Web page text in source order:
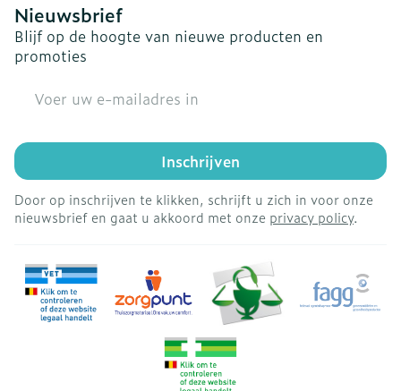
Nieuwsbrief
Blijf op de hoogte van nieuwe producten en
promoties
Inschrijven
Door op inschrijven te klikken, schrijft u zich in voor onze
nieuwsbrief en gaat u akkoord met onze privacy policy.